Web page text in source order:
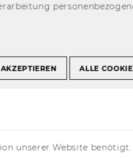
ALLE
unserer Website benötigt.